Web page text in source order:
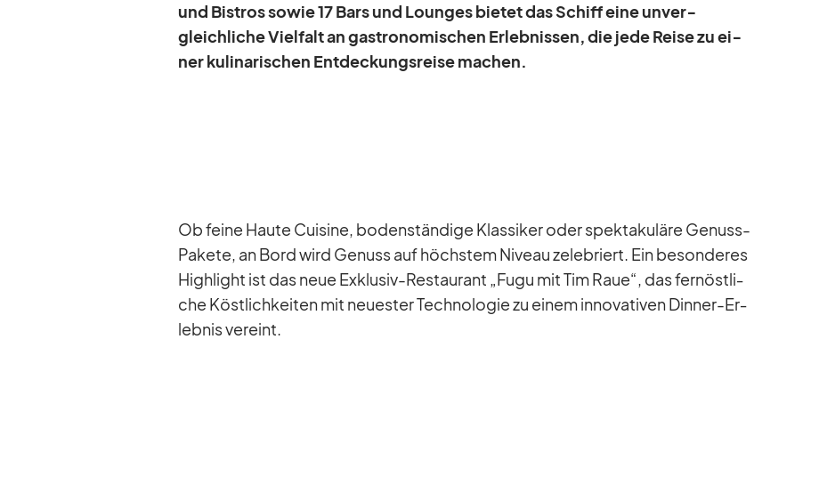
und Bis­tros so­wie 17 Bars und Loun­ges bie­tet das Schiff eine un­ver­
gleich­li­che Viel­falt an gas­tro­no­mi­schen Er­leb­nis­sen, die jede Reise zu ei­
ner ku­li­na­ri­schen Ent­de­ckungs­reise ma­chen.
Ob feine Haute Cui­sine, bo­den­stän­dige Klas­si­ker oder spek­ta­ku­läre Ge­nuss-
Pa­kete, an Bord wird Ge­nuss auf höchs­tem Ni­veau ze­le­briert. Ein be­son­de­res
High­light ist das neue Ex­klu­siv-Re­stau­rant „Fugu mit Tim Raue“, das fern­öst­li­
che Köst­lich­kei­ten mit neu­es­ter Tech­no­lo­gie zu ei­nem in­no­va­ti­ven Din­ner-Er­
leb­nis ver­eint.